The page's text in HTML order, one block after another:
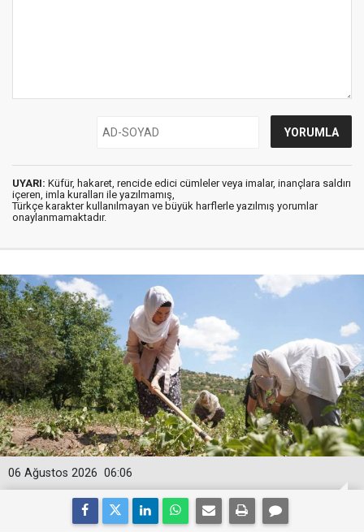
UYARI: Küfür, hakaret, rencide edici cümleler veya imalar, inançlara saldırı
içeren, imla kuralları ile yazılmamış,
Türkçe karakter kullanılmayan ve büyük harflerle yazılmış yorumlar
onaylanmamaktadır.
06:06
06 Ağustos 2026